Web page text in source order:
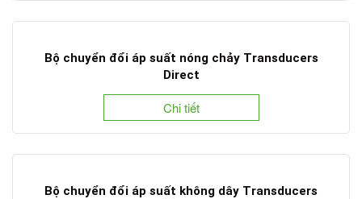
Bộ chuyển đổi áp suất nóng chảy Transducers
Direct
Chi tiết
Bộ chuyển đổi áp suất không dây Transducers